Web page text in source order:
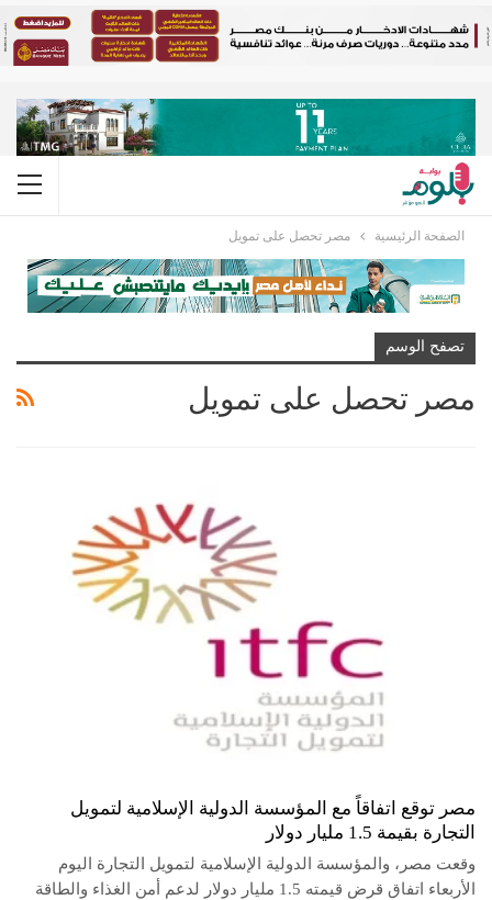
الصفحة الرئيسية مصر تحصل على تمويل
تصفح الوسم
مصر تحصل على تمويل
مصر توقع اتفاقاً مع المؤسسة الدولية الإسلامية لتمويل
التجارة بقيمة 1.5 مليار دولار
وقعت مصر، ‌والمؤسسة الدولية ​الإسلامية ​لتمويل التجارة ⁠اليوم ​
الأربعاء ​اتفاق قرض قيمته ​1.5 ​مليار دولار لدعم ‌أمن ⁠الغذاء والطاقة ​